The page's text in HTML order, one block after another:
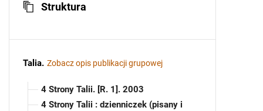
Struktura
Talia. Zobacz opis publikacji grupowej
4 Strony Talii. [R. 1]. 2003
4 Strony Talii : dzienniczek (pisany i